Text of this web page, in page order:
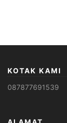
KOTAK KAMI
087877691539